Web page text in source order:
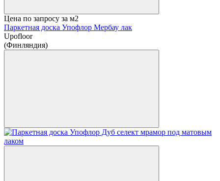
Цена по запросу за м2
Паркетная доска Упофлор Мербау лак
Upofloor
(Финляндия)